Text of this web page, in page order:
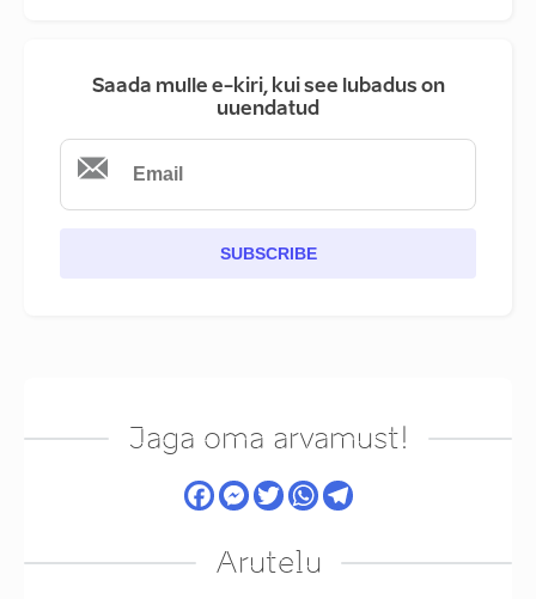
Saada mulle e-kiri, kui see lubadus on
uuendatud
SUBSCRIBE
Jaga oma arvamust!
Arutelu